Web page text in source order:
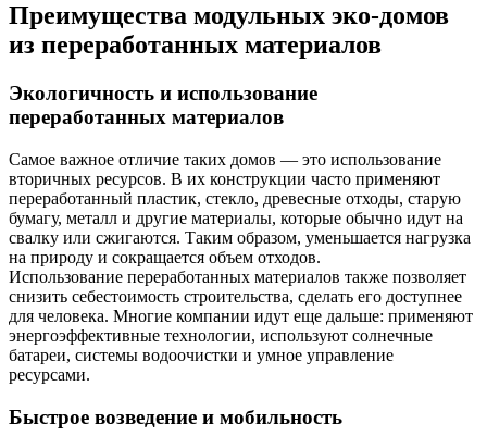
Преимущества модульных эко-домов
из переработанных материалов
Экологичность и использование
переработанных материалов
Самое важное отличие таких домов — это использование
вторичных ресурсов. В их конструкции часто применяют
переработанный пластик, стекло, древесные отходы, старую
бумагу, металл и другие материалы, которые обычно идут на
свалку или сжигаются. Таким образом, уменьшается нагрузка
на природу и сокращается объем отходов.
Использование переработанных материалов также позволяет
снизить себестоимость строительства, сделать его доступнее
для человека. Многие компании идут еще дальше: применяют
энергоэффективные технологии, используют солнечные
батареи, системы водоочистки и умное управление
ресурсами.
Быстрое возведение и мобильность